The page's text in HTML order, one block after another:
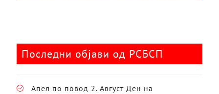
Последни објави од РСБСП
Апел по повод 2. Август Ден на